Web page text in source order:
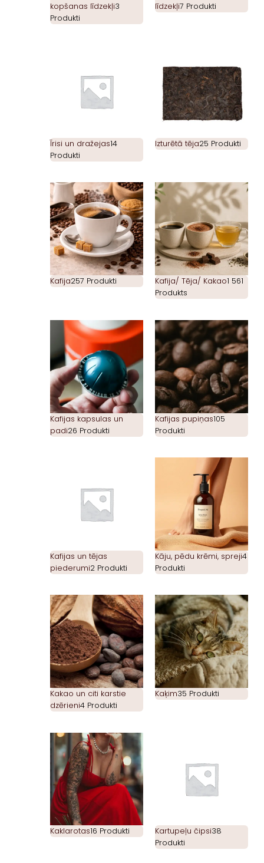
kopšanas līdzekļi3
Produkti
līdzekļi7 Produkti
Īrisi un dražejas14
Produkti
Izturētā tēja25 Produkti
Kafija257 Produkti Kafija/ Tēja/ Kakao1 561
Produkts
Kafijas kapsulas un
padi26 Produkti
Kafijas pupiņas105
Produkti
Kafijas un tējas
piederumi2 Produkti
Kāju, pēdu krēmi, spreji4
Produkti
Kakao un citi karstie
dzērieni4 Produkti
Kaķim35 Produkti
Kaklarotas16 Produkti Kartupeļu čipsi38
Produkti